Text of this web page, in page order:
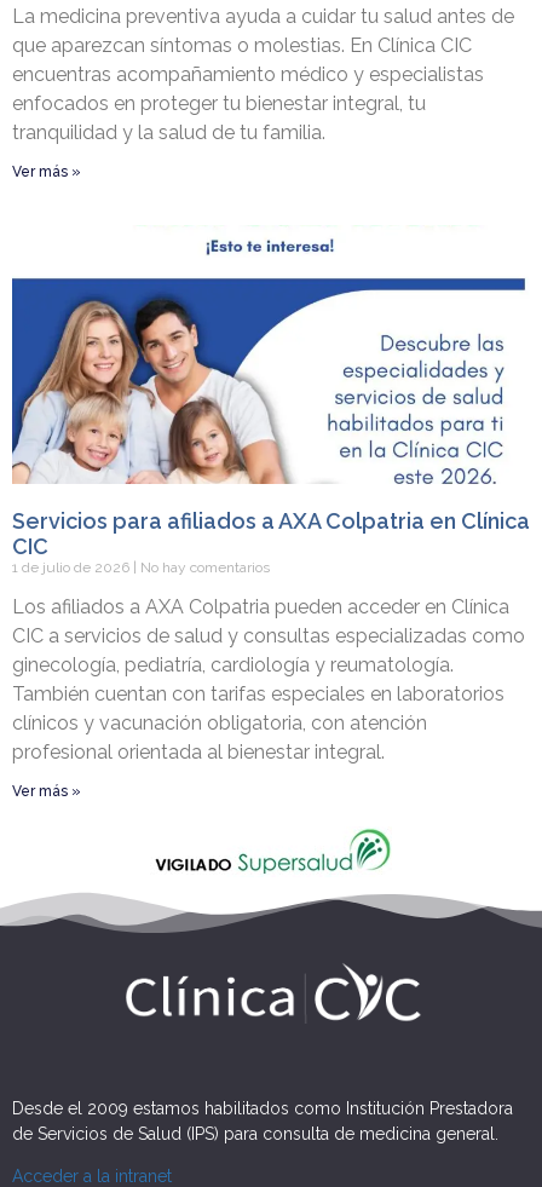
La medicina preventiva ayuda a cuidar tu salud antes de
que aparezcan síntomas o molestias. En Clínica CIC
encuentras acompañamiento médico y especialistas
enfocados en proteger tu bienestar integral, tu
tranquilidad y la salud de tu familia.
Ver más »
Servicios para afiliados a AXA Colpatria en Clínica
CIC
1 de julio de 2026 No hay comentarios
Los afiliados a AXA Colpatria pueden acceder en Clínica
CIC a servicios de salud y consultas especializadas como
ginecología, pediatría, cardiología y reumatología.
También cuentan con tarifas especiales en laboratorios
clínicos y vacunación obligatoria, con atención
profesional orientada al bienestar integral.
Ver más »
Desde el 2009 estamos habilitados como Institución Prestadora
de Servicios de Salud (IPS) para consulta de medicina general.
Acceder a la intranet